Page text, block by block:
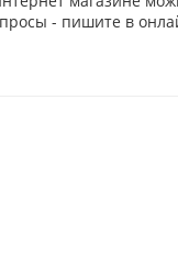
- пишите в